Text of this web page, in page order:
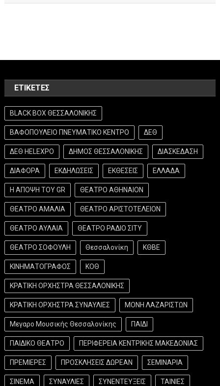
ΕΤΙΚΈΤΕΣ
BLACK BOX ΘΕΣΣΑΛΟΝΙΚΗΣ
ΒΑΦΟΠΟΥΛΕΙΟ ΠΝΕΥΜΑΤΙΚΟ ΚΕΝΤΡΟ ΔΕΘ
ΔΕΘ HELEXPO ΔΗΜΟΣ ΘΕΣΣΑΛΟΝΙΚΗΣ ΔΙΑΣΚΕΔΑΣΗ
ΔΙΑΦΟΡΑ ΕΚΔΗΛΩΣΕΙΣ ΕΚΘΕΣΕΙΣ ΕΛΛΑΔΑ
Η ΑΠΟΨΗ ΤΟΥ GR ΘΕΑΤΡΟ ΑΘΗΝΑΙΟΝ
ΘΕΑΤΡΟ ΑΜΑΛΙΑ ΘΕΑΤΡΟ ΑΡΙΣΤΟΤΕΛΕΙΟΝ
ΘΕΑΤΡΟ ΑΥΛΑΙΑ ΘΕΑΤΡΟ ΡΑΔΙΟ ΣΙΤΥ
ΘΕΑΤΡΟ ΣΟΦΟΥΛΗ Θεσσαλονίκη ΚΘΒΕ
ΚΙΝΗΜΑΤΟΓΡΑΦΟΣ ΚΟΘ
ΚΡΑΤΙΚΗ ΟΡΧΗΣΤΡΑ ΘΕΣΣΑΛΟΝΙΚΗΣ
ΚΡΑΤΙΚΗ ΟΡΧΗΣΤΡΑ ΣΥΝΑΥΛΙΕΣ ΜΟΝΗ ΛΑΖΑΡΙΣΤΩΝ
Μεγαρο Μουσικής Θεσσαλονίκης ΠΑΙΔΙ
ΠΑΙΔΙΚΟ ΘΕΑΤΡΟ ΠΕΡΙΦΕΡΕΙΑ ΚΕΝΤΡΙΚΗΣ ΜΑΚΕΔΟΝΙΑΣ
ΠΡΕΜΙΕΡΕΣ ΠΡΟΣΚΛΗΣΕΙΣ ΔΩΡΕΑΝ ΣΕΜΙΝΑΡΙΑ
ΣΙΝΕΜΑ ΣΥΝΑΥΛΙΕΣ ΣΥΝΕΝΤΕΥΞΕΙΣ ΤΑΙΝΙΕΣ